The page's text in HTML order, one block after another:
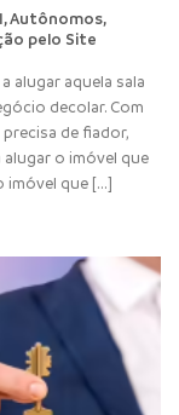
Autônomos,
pelo Site
alugar aquela sala
decolar. Com
de fiador,
o imóvel que
imóvel que [...]